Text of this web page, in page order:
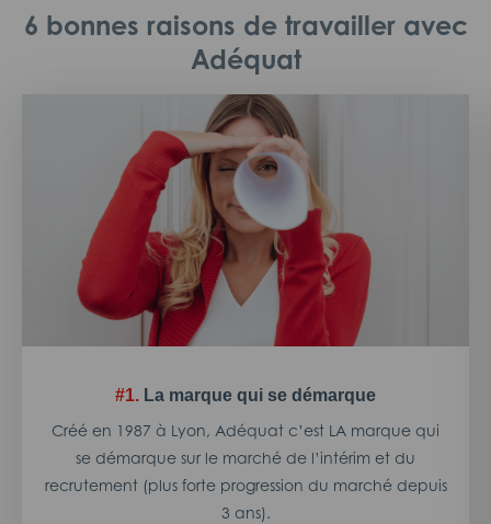
6 bonnes raisons de travailler avec
Adéquat
#1. La marque qui se démarque
Créé en 1987 à Lyon, Adéquat c’est LA marque qui
se démarque sur le marché de l’intérim et du
recrutement (plus forte progression du marché depuis
3 ans).